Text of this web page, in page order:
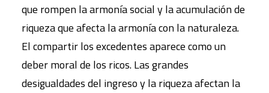
que rompen la armonía social y la acumulación de
riqueza que afecta la armonía con la naturaleza.
El compartir los excedentes aparece como un
deber moral de los ricos. Las grandes
desigualdades del ingreso y la riqueza afectan la